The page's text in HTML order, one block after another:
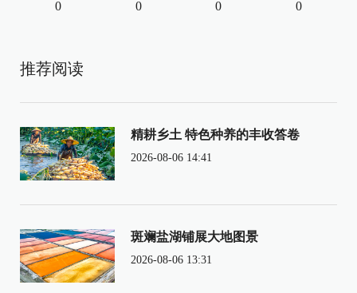
0 0 0 0
推荐阅读
精耕乡土 特色种养的丰收答卷
2026-08-06 14:41
斑斓盐湖铺展大地图景
2026-08-06 13:31